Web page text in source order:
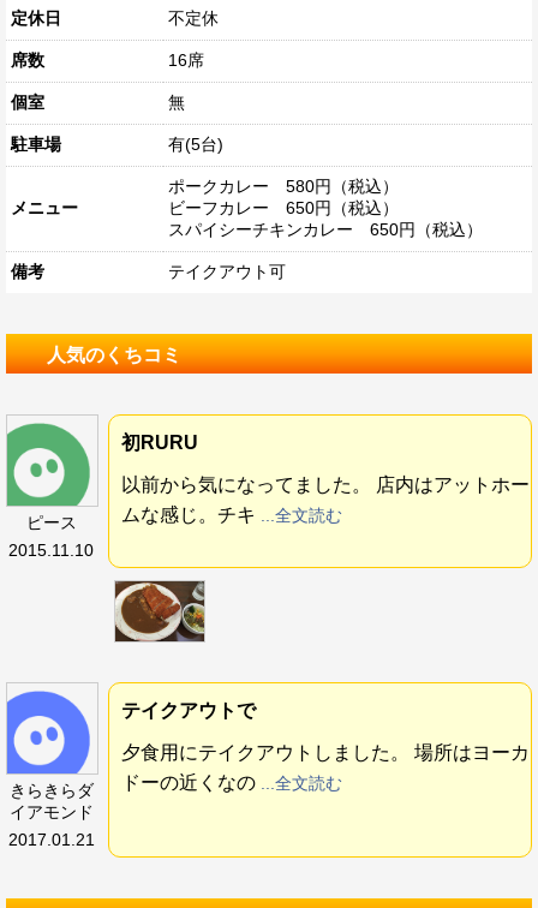
定休日 不定休
席数 16席
個室 無
駐車場 有(5台)
メニュー
ポークカレー 580円（税込）
ビーフカレー 650円（税込）
スパイシーチキンカレー 650円（税込）
備考 テイクアウト可
人気のくちコミ
ピース
2015.11.10
初RURU
以前から気になってました。 店内はアットホー
ムな感じ。チキ
...全文読む
きらきらダ
イアモンド
2017.01.21
テイクアウトで
夕食用にテイクアウトしました。 場所はヨーカ
ドーの近くなの
...全文読む